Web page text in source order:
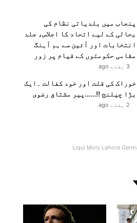
پنجاب میں بلدیاتی نظام کی
بحالی کے لیے اتحاد کا اجلاس، جلد
انتخابات اور آئین سے ہم آہنگ
مقامی حکومتوں کے قیام پر زور
3 ہفتے ago
خوراک کی قلت اور خود کفالت ۔ایک
بڑا چیلنج !!……پیر مشتاق رضوی
2 ہفتے ago
Liqui Moly Lahore